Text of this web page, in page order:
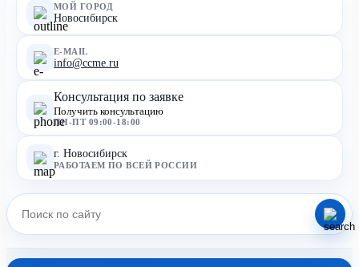
МОЙ ГОРОД
Новосибирск
E-MAIL
info@ccme.ru
Консультация по заявке
Получить консультацию
ПН-ПТ 09:00-18:00
г. Новосибирск
РАБОТАЕМ ПО ВСЕЙ РОССИИ